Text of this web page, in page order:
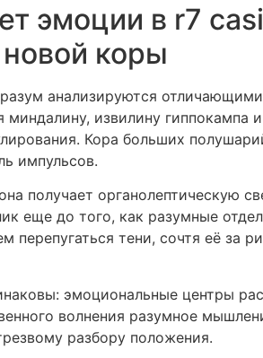
эмоции в r7
коры
анализируются
извилину гиппокампа
Кора больших
импульсов.
получает органолептическую
еще до того, как разумные
тени, сочтя её за
эмоциональные центры
волнения разумное
разбору положения.